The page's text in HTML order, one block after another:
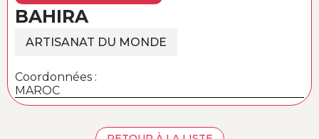
BAHIRA
ARTISANAT DU MONDE
Coordonnées :
MAROC